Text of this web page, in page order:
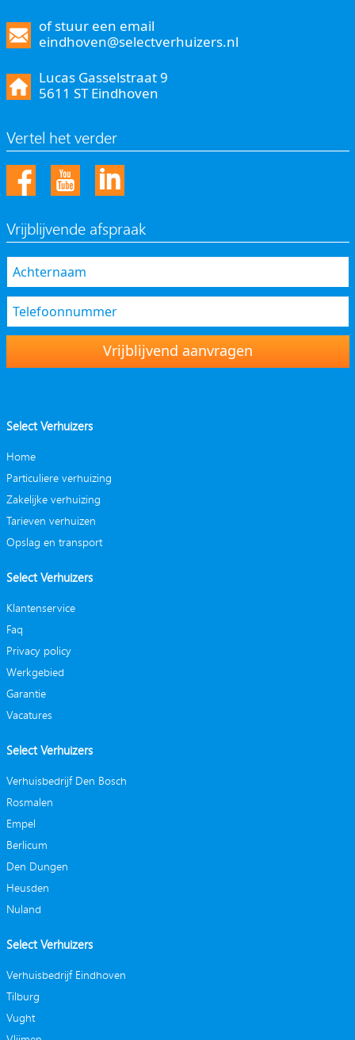
of stuur een email
eindhoven@selectverhuizers.nl
Lucas Gasselstraat 9
5611 ST Eindhoven
Vertel het verder
Vrijblijvende afspraak
Vrijblijvend aanvragen
Select Verhuizers
Home
Particuliere verhuizing
Zakelijke verhuizing
Tarieven verhuizen
Opslag en transport
Select Verhuizers
Klantenservice
Faq
Privacy policy
Werkgebied
Garantie
Vacatures
Select Verhuizers
Verhuisbedrijf Den Bosch
Rosmalen
Empel
Berlicum
Den Dungen
Heusden
Nuland
Select Verhuizers
Verhuisbedrijf Eindhoven
Tilburg
Vught